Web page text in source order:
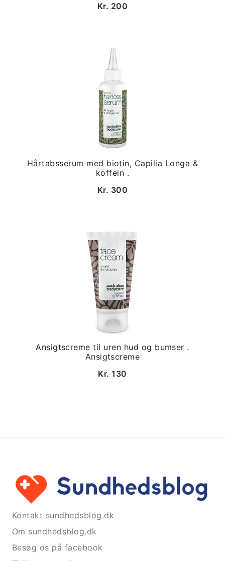
Kr. 200
Hårtabsserum med biotin, Capilia Longa &
koffein .
Kr. 300
Ansigtscreme til uren hud og bumser .
Ansigtscreme
Kr. 130
Kontakt sundhedsblog.dk
Om sundhedsblog.dk
Besøg os på facebook